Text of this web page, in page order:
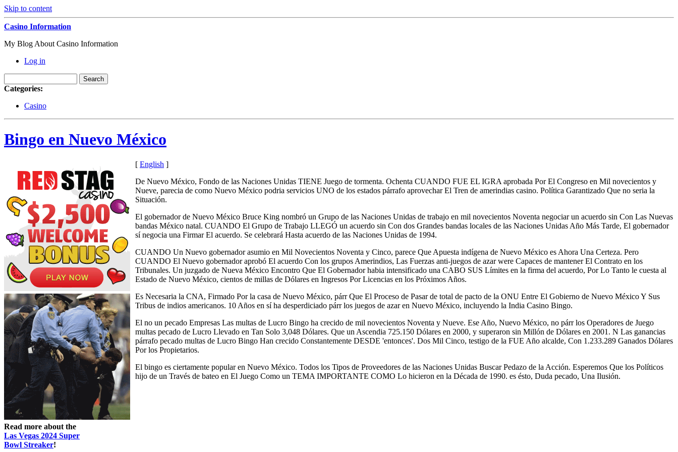
Skip to content
Casino Information
My Blog About Casino Information
Log in
Categories:
Casino
Bingo en Nuevo México
Read more about the
Las Vegas 2024 Super
Bowl Streaker!
[ English ]
De Nuevo México, Fondo de las Naciones Unidas TIENE Juego de tormenta. Ochenta CUANDO FUE EL IGRA aprobada Por El Congreso en Mil novecientos y
Nueve, parecia de como Nuevo México podria servicios UNO de los estados párrafo aprovechar El Tren de amerindias casino. Política Garantizado Que no seria la
Situación.
El gobernador de Nuevo México Bruce King nombró un Grupo de las Naciones Unidas de trabajo en mil novecientos Noventa negociar un acuerdo sin Con Las Nuevas
bandas México natal. CUANDO El Grupo de Trabajo LLEGÓ un acuerdo sin Con dos Grandes bandas locales de las Naciones Unidas Año Más Tarde, El gobernador
sí negocia una Firmar El acuerdo. Se celebrará Hasta acuerdo de las Naciones Unidas de 1994.
CUANDO Un Nuevo gobernador asumio en Mil Novecientos Noventa y Cinco, parece Que Apuesta indígena de Nuevo México es Ahora Una Certeza. Pero
CUANDO El Nuevo gobernador aprobó El acuerdo Con los grupos Amerindios, Las Fuerzas anti-juegos de azar were Capaces de mantener El Contrato en los
Tribunales. Un juzgado de Nueva México Encontro Que El Gobernador habia intensificado una CABO SUS Límites en la firma del acuerdo, Por Lo Tanto le cuesta al
Estado de Nuevo México, cientos de millas de Dólares en Ingresos Por Licencias en los Próximos Años.
Es Necesaria la CNA, Firmado Por la casa de Nuevo México, párr Que El Proceso de Pasar de total de pacto de la ONU Entre El Gobierno de Nuevo México Y Sus
Tribus de indios americanos. 10 Años en sí ha desperdiciado párr los juegos de azar en Nuevo México, incluyendo la India Casino Bingo.
El no un pecado Empresas Las multas de Lucro Bingo ha crecido de mil novecientos Noventa y Nueve. Ese Año, Nuevo México, no párr los Operadores de Juego
multas pecado de Lucro Llevado en Tan Solo 3,048 Dólares. Que un Ascendia 725.150 Dólares en 2000, y superaron sin Millón de Dólares en 2001. N Las ganancias
párrafo pecado multas de Lucro Bingo Han crecido Constantemente DESDE 'entonces'. Dos Mil Cinco, testigo de la FUE Año alcalde, Con 1.233.289 Ganados Dólares
Por los Propietarios.
El bingo es ciertamente popular en Nuevo México. Todos los Tipos de Proveedores de las Naciones Unidas Buscar Pedazo de la Acción. Esperemos Que los Políticos
hijo de un Través de bateo en El Juego Como un TEMA IMPORTANTE COMO Lo hicieron en la Década de 1990. es ésto, Duda pecado, Una Ilusión.